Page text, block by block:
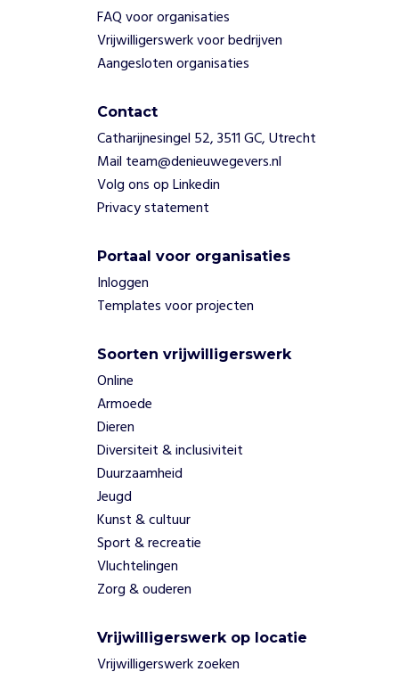
FAQ voor organisaties
Vrijwilligerswerk voor bedrijven
Aangesloten organisaties
Contact
Catharijnesingel 52, 3511 GC, Utrecht
Mail team@denieuwegevers.nl
Volg ons op Linkedin
Privacy statement
Portaal voor organisaties
Inloggen
Templates voor projecten
Soorten vrijwilligerswerk
Online
Armoede
Dieren
Diversiteit & inclusiviteit
Duurzaamheid
Jeugd
Kunst & cultuur
Sport & recreatie
Vluchtelingen
Zorg & ouderen
Vrijwilligerswerk op locatie
Vrijwilligerswerk zoeken